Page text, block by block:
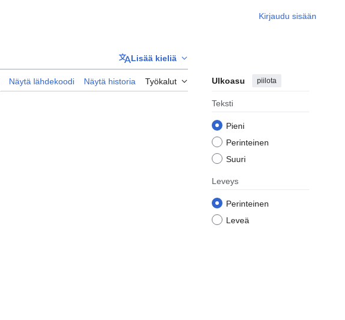
Kirjaudu sisään
Lisää kieliä
Näytä lähdekoodi Näytä historia Työkalut Ulkoasu piilota
Teksti
Pieni
Perinteinen
Suuri
Leveys
Perinteinen
Leveä